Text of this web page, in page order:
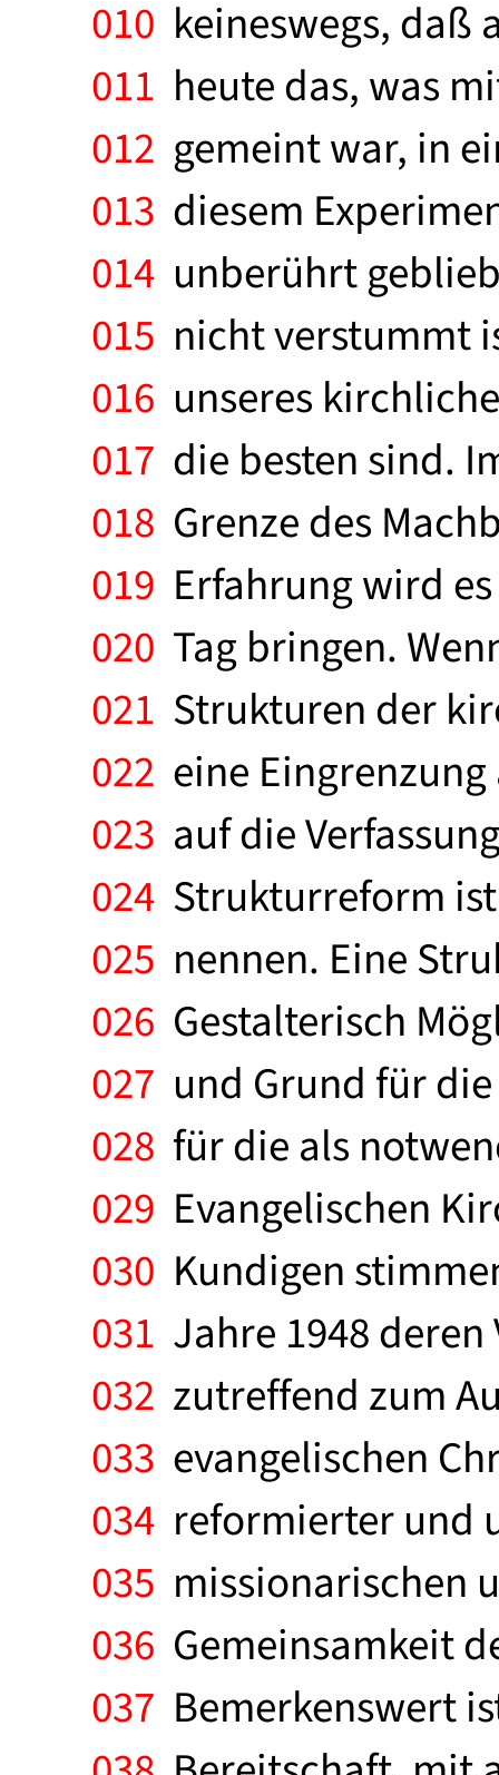
010 keineswegs, daß
011 heute das, was
012 gemeint war, in
013 diesem
014 unberührt
015 nicht verstummt
016 unseres
017 die besten sind.
018 Grenze des
019 Erfahrung wird
020 Tag bringen.
021 Strukturen der
022 eine
023 auf die
024 Strukturreform
025 nennen. Eine
026 Gestalterisch
027 und Grund für
028 für die als
029 Evangelischen
030 Kundigen
031 Jahre 1948
032 zutreffend zum
033 evangelischen
034 reformierter und
035 missionarischen
036 Gemeinsamkeit
037 Bemerkenswert